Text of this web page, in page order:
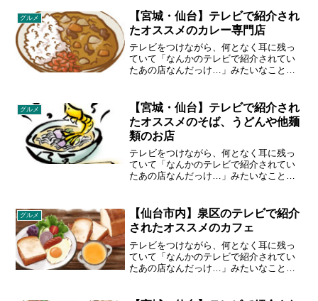
「OH!バンデス」で紹介された飲食店を
まとめてみました。
グルメ
【宮城・仙台】テレビで紹介され
たオススメのカレー専門店
テレビをつけながら、何となく耳に残っ
ていて「なんかのテレビで紹介されてい
たあの店なんだっけ…」みたいなことあ
「OH!バンデス」で紹介された飲食店を
まとめてみました。
グルメ
【宮城・仙台】テレビで紹介され
たオススメのそば、うどんや他麺
類のお店
テレビをつけながら、何となく耳に残っ
ていて「なんかのテレビで紹介されてい
たあの店なんだっけ…」みたいなことあ
「OH!バンデス」で紹介された飲食店を
まとめてみました。
グルメ
【仙台市内】泉区のテレビで紹介
されたオススメのカフェ
テレビをつけながら、何となく耳に残っ
ていて「なんかのテレビで紹介されてい
たあの店なんだっけ…」みたいなことあ